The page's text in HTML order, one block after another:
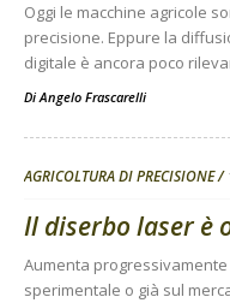
Oggi le macchine agricole
precisione. Eppure la
digitale è ancora poco
DiAngelo Frascarelli
AGRICOLTURA DI PRECISIONE
Il diserbo laser è
Aumenta
sperimentale o già sul